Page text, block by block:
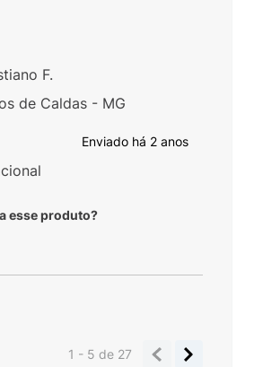
Enviado há 2 anos
esse produto?
F.
de Caldas - MG
1 - 5de 27